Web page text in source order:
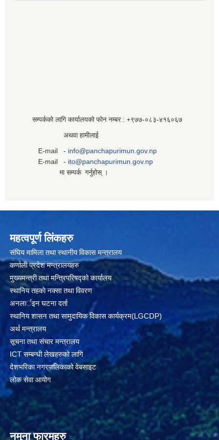
सम्पर्कको लागि कार्यालयको फोन नम्बर : +९७७-०८३‍-४१६०६७
अथवा हामीलाई
E-mail - info@panchapurimun.gov.np
E-mail - ito@panchapurimun.gov.np
मा सम्पर्क गर्नुहोस् ।
महत्वपूर्ण लिंकहरु
संघिय मामिला तथा स्थानीय विकास मन्त्रालय
कर्णाली प्रदेश मन्त्रालयहरु
मुख्यमन्त्री तथा मन्त्रिपरिषद्को कार्यालय
स्थानिय तहकाे नक्सा तथा विवरण
अनलार्इन घटना दर्ता
स्थानिय शासन तथा सामुदायिक विकास कार्यक्रम(LGCDP)
अर्थ मन्त्रालय
सूचना तथा संचार मन्त्रालय
ICT सम्बन्धी लेखहरुको लागि
देशभरिका नगरपालिकाको वेबसाइट
लोक सेवा आयोग
नमुना फारमहरु